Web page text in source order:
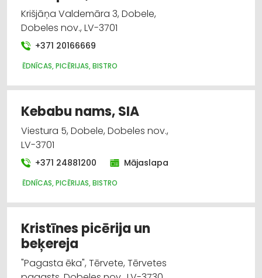
Krišjāņa Valdemāra 3, Dobele,
Dobeles nov., LV-3701
+371 20166669
ĒDNĪCAS, PICĒRIJAS, BISTRO
Kebabu nams, SIA
Viestura 5, Dobele, Dobeles nov.,
LV-3701
+371 24881200 Mājaslapa
ĒDNĪCAS, PICĒRIJAS, BISTRO
Kristīnes picērija un
beķereja
"Pagasta ēka", Tērvete, Tērvetes